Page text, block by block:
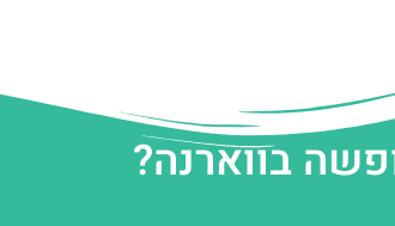
בווארנה?